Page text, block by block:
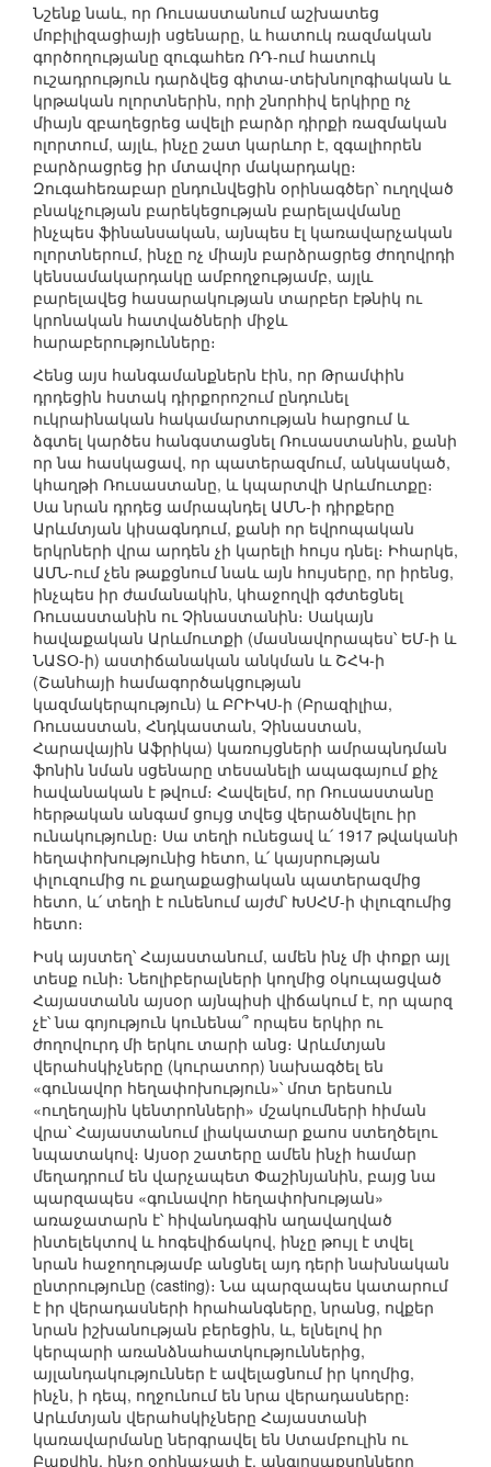
Նշենք նաև, որ Ռուսաստանում աշխատեց
մոբիլիզացիայի սցենարը, և հատուկ ռազմական
գործողությանը զուգահեռ ՌԴ-ում հատուկ
ուշադրություն դարձվեց գիտա-տեխնոլոգիական և
կրթական ոլորտներին, որի շնորհիվ երկիրը ոչ
միայն զբաղեցրեց ավելի բարձր դիրքի ռազմական
ոլորտում, այլև, ինչը շատ կարևոր է, զգալիորեն
բարձրացրեց իր մտավոր մակարդակը։
Զուգահեռաբար ընդունվեցին օրինագծեր՝ ուղղված
բնակչության բարեկեցության բարելավմանը
ինչպես ֆինանսական, այնպես էլ կառավարչական
ոլորտներում, ինչը ոչ միայն բարձրացրեց ժողովրդի
կենսամակարդակը ամբողջությամբ, այլև
բարելավեց հասարակության տարբեր էթնիկ ու
կրոնական հատվածների միջև
հարաբերությունները։
Հենց այս հանգամանքներն էին, որ Թրամփին
դրդեցին հստակ դիրքորոշում ընդունել
ուկրաինական հակամարտության հարցում և
ձգտել կարծես հանգստացնել Ռուսաստանին, քանի
որ նա հասկացավ, որ պատերազմում, անկասկած,
կհաղթի Ռուսաստանը, և կպարտվի Արևմուտքը։
Սա նրան դրդեց ամրապնդել ԱՄՆ-ի դիրքերը
Արևմտյան կիսագնդում, քանի որ եվրոպական
երկրների վրա արդեն չի կարելի հույս դնել։ Իհարկե,
ԱՄՆ-ում չեն թաքցնում նաև այն հույսերը, որ իրենց,
ինչպես իր ժամանակին, կհաջողվի գժտեցնել
Ռուսաստանին ու Չինաստանին։ Սակայն
հավաքական Արևմուտքի (մասնավորապես՝ ԵՄ-ի և
ՆԱՏՕ-ի) աստիճանական անկման և ՇՀԿ-ի
(Շանհայի համագործակցության
կազմակերպություն) և ԲՐԻԿՍ-ի (Բրազիլիա,
Ռուսաստան, Հնդկաստան, Չինաստան,
Հարավային Աֆրիկա) կառույցների ամրապնդման
ֆոնին նման սցենարը տեսանելի ապագայում քիչ
հավանական է թվում։ Հավելեմ, որ Ռուսաստանը
հերթական անգամ ցույց տվեց վերածնվելու իր
ունակությունը։ Սա տեղի ունեցավ և՛ 1917 թվականի
հեղափոխությունից հետո, և՛ կայսրության
փլուզումից ու քաղաքացիական պատերազմից
հետո, և՛ տեղի է ունենում այժմ՝ ԽՍՀՄ-ի փլուզումից
հետո։
Իսկ այստեղ՝ Հայաստանում, ամեն ինչ մի փոքր այլ
տեսք ունի։ Նեոլիբերալների կողմից օկուպացված
Հայաստանն այսօր այնպիսի վիճակում է, որ պարզ
չէ՝ նա գոյություն կունենա՞ որպես երկիր ու
ժողովուրդ մի երկու տարի անց։ Արևմտյան
վերահսկիչները (կուրատոր) նախագծել են
«գունավոր հեղափոխություն»՝ մոտ երեսուն
«ուղեղային կենտրոնների» մշակումների հիման
վրա՝ Հայաստանում լիակատար քաոս ստեղծելու
նպատակով։ Այսօր շատերը ամեն ինչի համար
մեղադրում են վարչապետ Փաշինյանին, բայց նա
պարզապես «գունավոր հեղափոխության»
առաջատարն է՝ հիվանդագին աղավաղված
ինտելեկտով և հոգեվիճակով, ինչը թույլ է տվել
նրան հաջողությամբ անցնել այդ դերի նախնական
ընտրությունը (casting)։ Նա պարզապես կատարում
է իր վերադասների հրահանգները, նրանց, ովքեր
նրան իշխանության բերեցին, և, ելնելով իր
կերպարի առանձնահատկություններից,
այլանդակություններ է ավելացնում իր կողմից,
ինչն, ի դեպ, ողջունում են նրա վերադասները։
Արևմտյան վերահսկիչները Հայաստանի
կառավարմանը ներգրավել են Ստամբուլին ու
Բաքվին, ինչը օրինաչափ է. անգլոսաքսոնները